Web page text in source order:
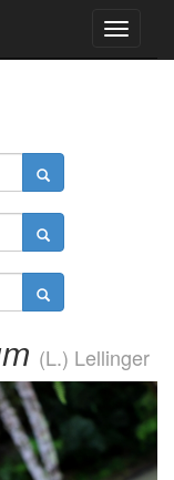
Menu
(L.) Lellinger